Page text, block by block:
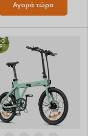
Αγορά τώρα